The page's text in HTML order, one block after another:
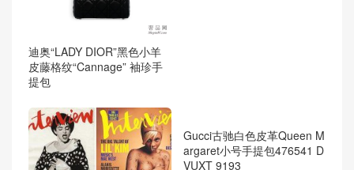
迪奥“LADY DIOR”黑色小羊
皮藤格纹“Cannage” 袖珍手
提包
感小牛皮和“Christian Dior At
elier”印花手拿包